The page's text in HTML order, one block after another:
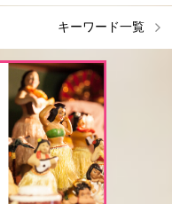
キーワード一覧